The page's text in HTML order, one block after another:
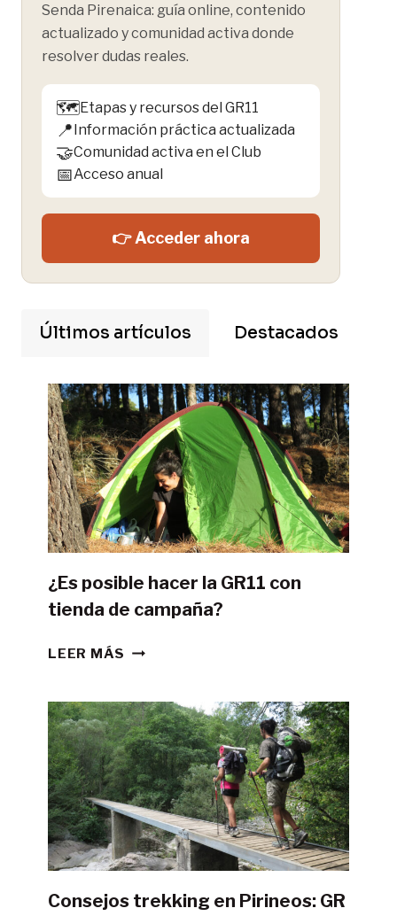
Senda Pirenaica: guía online, contenido
actualizado y comunidad activa donde
resolver dudas reales.
🗺️Etapas y recursos del GR11
📍Información práctica actualizada
🤝Comunidad activa en el Club
📅Acceso anual
👉 Acceder ahora
Últimos artículos Destacados
¿Es posible hacer la GR11 con
tienda de campaña?
LEER MÁS ¿ES
LA
GR11
CON
TIENDA
DE
CAMPAÑA?
Consejos trekking en Pirineos: GR